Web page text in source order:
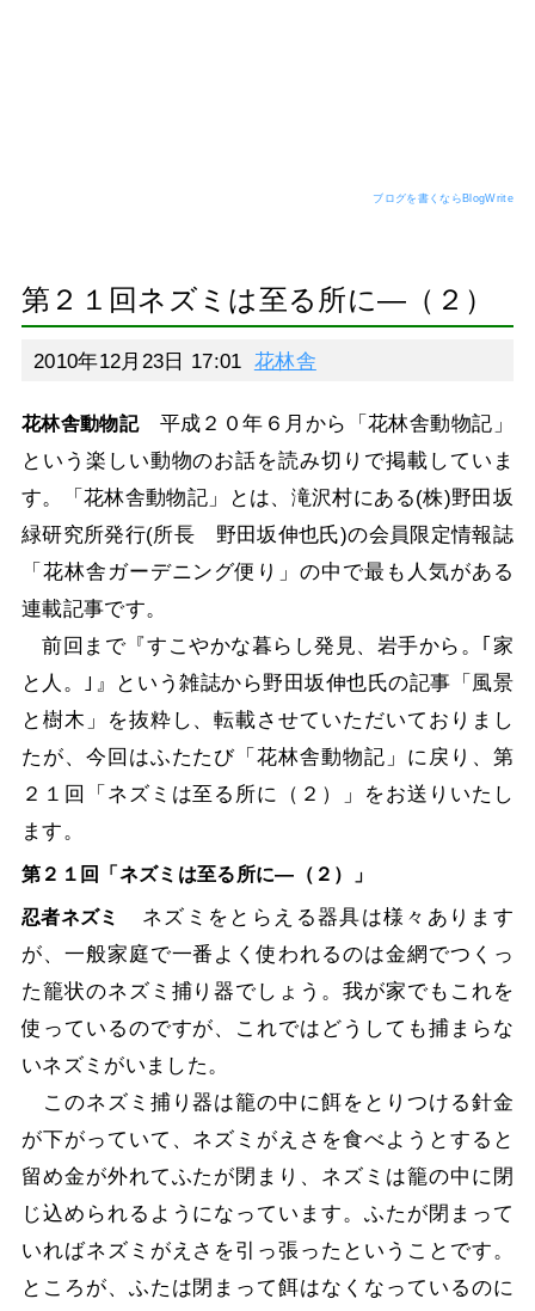
ブログを書くならBlogWrite
第２１回ネズミは至る所に―（２）
2010年12月23日 17:01 花林舎
花林舎動物記平成２０年６月から「花林舎動物記」
という楽しい動物のお話を読み切りで掲載していま
す。「花林舎動物記」とは、滝沢村にある(株)野田坂
緑研究所発行(所長 野田坂伸也氏)の会員限定情報誌
「花林舎ガーデニング便り」の中で最も人気がある
連載記事です。
前回まで『すこやかな暮らし発見、岩手から。｢家
と人。｣』という雑誌から野田坂伸也氏の記事「風景
と樹木」を抜粋し、転載させていただいておりまし
たが、今回はふたたび「花林舎動物記」に戻り、第
２１回「ネズミは至る所に（２）」をお送りいたし
ます。
第２１回「ネズミは至る所に―（２）」
忍者ネズミ
ネズミをとらえる器具は様々あります
が、一般家庭で一番よく使われるのは金網でつくっ
た籠状のネズミ捕り器でしょう。我が家でもこれを
使っているのですが、これではどうしても捕まらな
いネズミがいました。
このネズミ捕り器は籠の中に餌をとりつける針金
が下がっていて、ネズミがえさを食べようとすると
留め金が外れてふたが閉まり、ネズミは籠の中に閉
じ込められるようになっています。ふたが閉まって
いればネズミがえさを引っ張ったということです。
ところが、ふたは閉まって餌はなくなっているのに